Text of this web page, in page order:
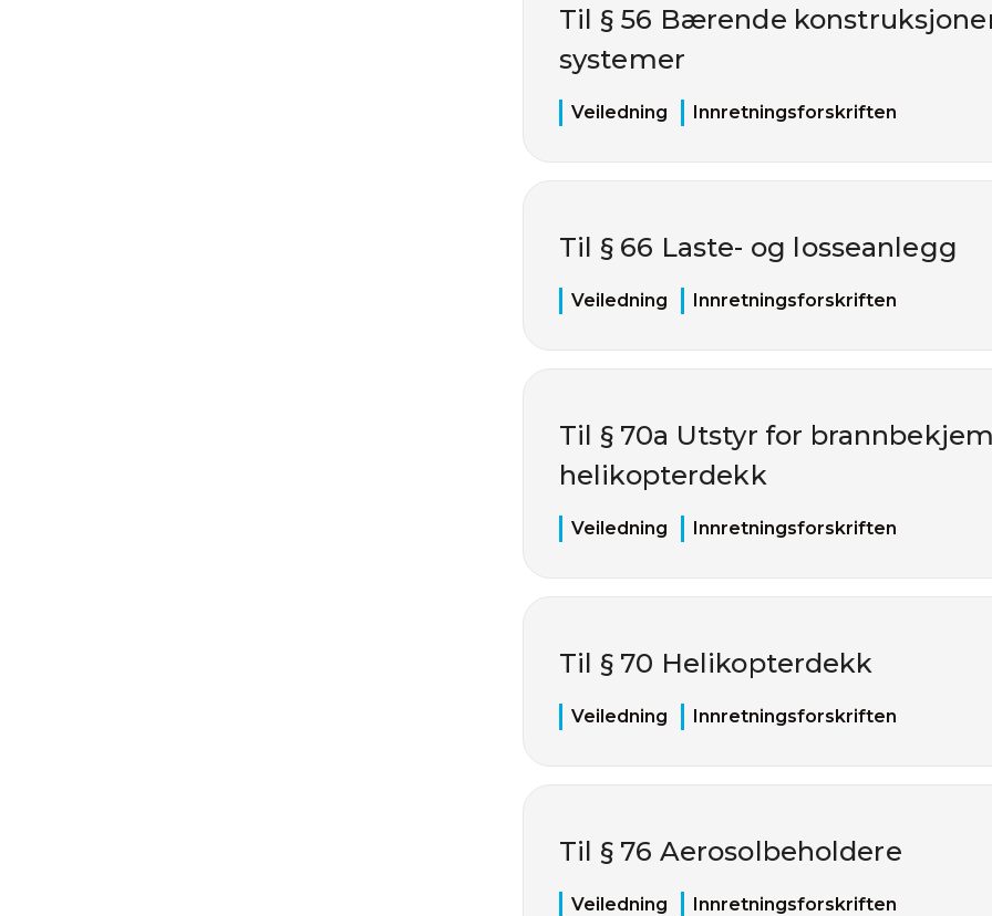
Til § 56 Bærende
systemer
Veiledning Innretningsforskriften
Til § 66 Laste- og losseanlegg
Veiledning Innretningsforskriften
Til § 70a Utstyr for
helikopterdekk
Veiledning Innretningsforskriften
Til § 70 Helikopterdekk
Veiledning Innretningsforskriften
Til § 76 Aerosolbeholdere
Veiledning Innretningsforskriften